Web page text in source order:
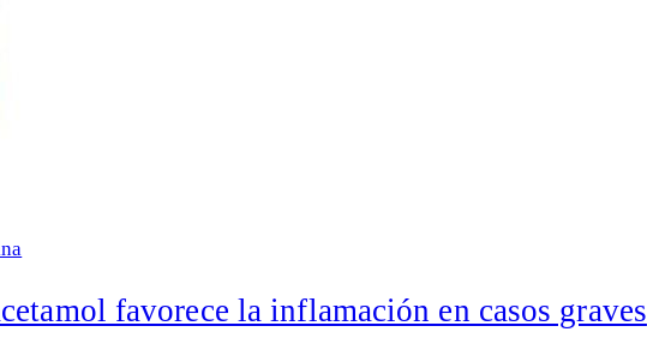
favorece la inflamación en casos graves